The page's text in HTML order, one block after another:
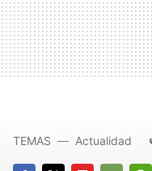
TEMAS Actualidad